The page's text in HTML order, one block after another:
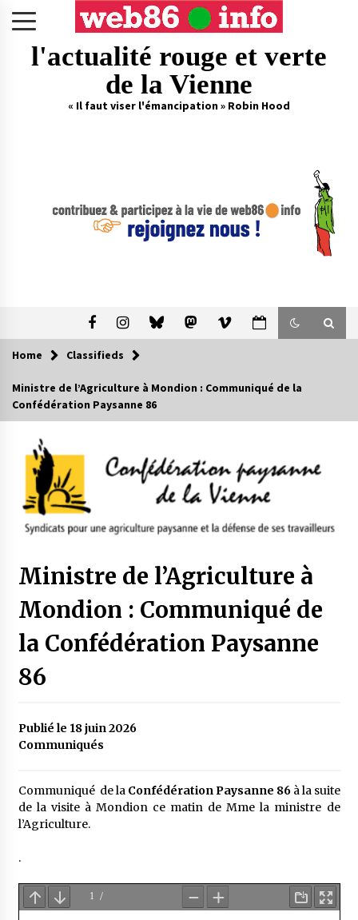
l'actualité rouge et verte
de la Vienne
« Il faut viser l'émancipation » Robin Hood
Home Classifieds
Ministre de l’Agriculture à Mondion : Communiqué de la
Confédération Paysanne 86
Ministre de l’Agriculture à
Mondion : Communiqué de
la Confédération Paysanne
86
Publié le 18 juin 2026
Communiqués
Communiqué de la Confédération Paysanne 86à la suite
de la visite à Mondion ce matin de Mme la ministre de
l’Agriculture.
.